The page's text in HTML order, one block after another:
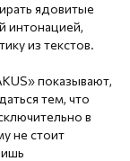
ядовитые
интонацией,
из текстов.
показывают,
тем, что
в
не стоит